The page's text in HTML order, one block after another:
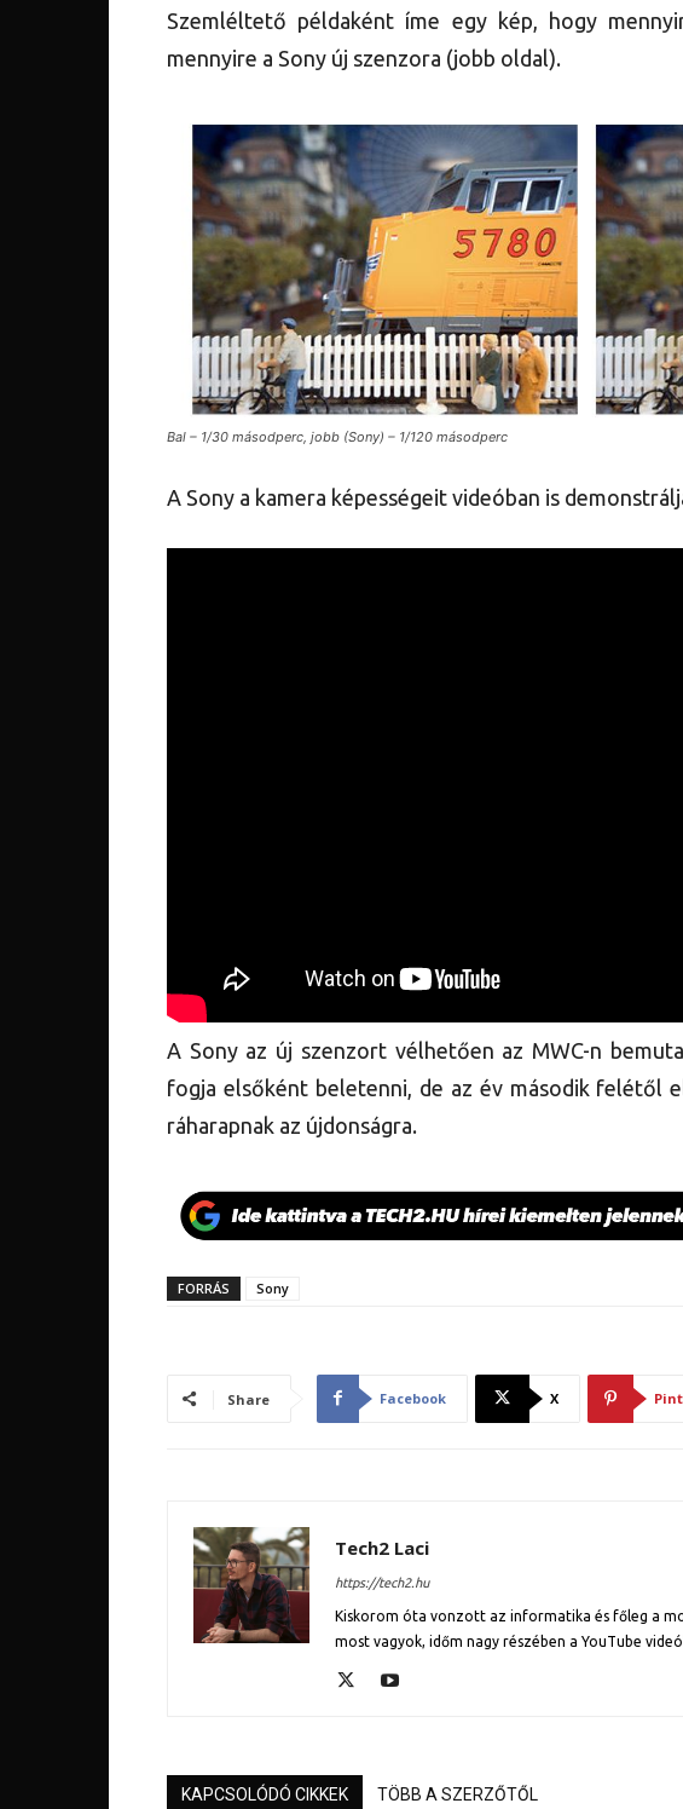
Szemléltető példaként íme egy kép, hogy
mennyire a Sony új szenzora (jobb oldal).
Bal – 1/30 másodperc, jobb (Sony) – 1/120 másodperc
A Sony a kamera képességeit videóban is
A Sony az új szenzort vélhetően az MWC-n
fogja elsőként beletenni, de az év második felétől
ráharapnak az újdonságra.
FORRÁS Sony
Share Facebook X
Tech2 Laci
https://tech2.hu
Kiskorom óta vonzott az informatika és főleg a
most vagyok, időm nagy részében a YouTube
KAPCSOLÓDÓ CIKKEK TÖBB A SZERZŐTŐL